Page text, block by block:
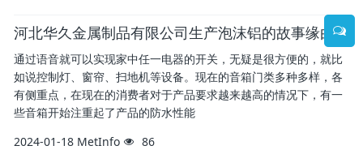
河北华久金属制品有限公司生产泡沫铝的故事缘由
通过语音就可以实现家中任一电器的开关，无疑是很方便的，就比
如说控制灯、窗帘、扫地机等设备。现在的音箱门类多种多样，各
有侧重点，在现在的消费者对于产品要求越来越高的情况下，有一
些音箱开始注重起了产品的防水性能
2024-01-18 MetInfo 86